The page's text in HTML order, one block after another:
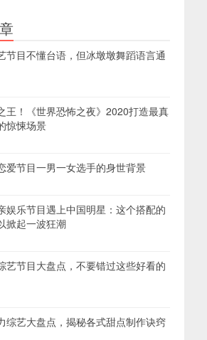
节目不懂台语，但冰墩墩舞蹈语言通
王！《世界恐怖之夜》2020打造最真
惊悚场景
爱节目一男一女选手的身世背景
娱乐节目遇上中国明星：这个搭配的
掀起一波狂潮
艺节目大盘点，不要错过这些好看的
综艺大盘点，揭秘各式甜点制作诀窍